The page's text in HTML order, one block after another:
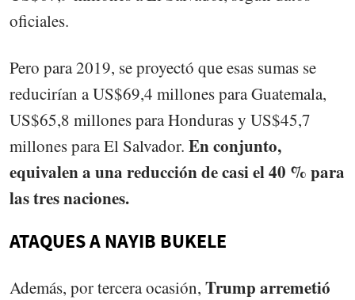
oficiales.
Pero para 2019, se proyectó que esas sumas se
reducirían a US$69,4 millones para Guatemala,
US$65,8 millones para Honduras y US$45,7
millones para El Salvador. En conjunto,
equivalen a una reducción de casi el 40 % para
las tres naciones.
ATAQUES A NAYIB BUKELE
Además, por tercera ocasión, Trump arremetió